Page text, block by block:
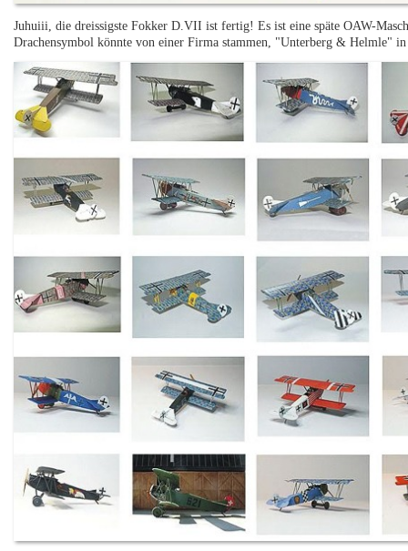
Juhuiii, die dreissigste Fokker D.VII ist fertig! Es ist eine späte OAW-
Drachensymbol könnte von einer Firma stammen, "Unterberg & Helmle"